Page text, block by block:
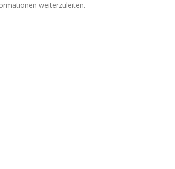
weiterzuleiten.